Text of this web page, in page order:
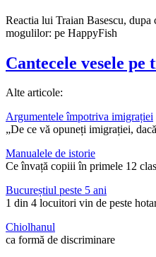
Reactia lui Traian Basescu, dupa
mogulilor: pe HappyFish
Cantecele vesele pe
Alte articole:
Argumentele împotriva imigrației
„De ce vă opuneți imigrației,
Manualele de istorie
Ce învață copiii în primele 12
Bucureștiul peste 5 ani
1 din 4 locuitori vin de peste
Chiolhanul
ca formă de discriminare